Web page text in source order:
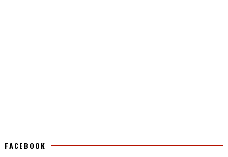
FACEBOOK